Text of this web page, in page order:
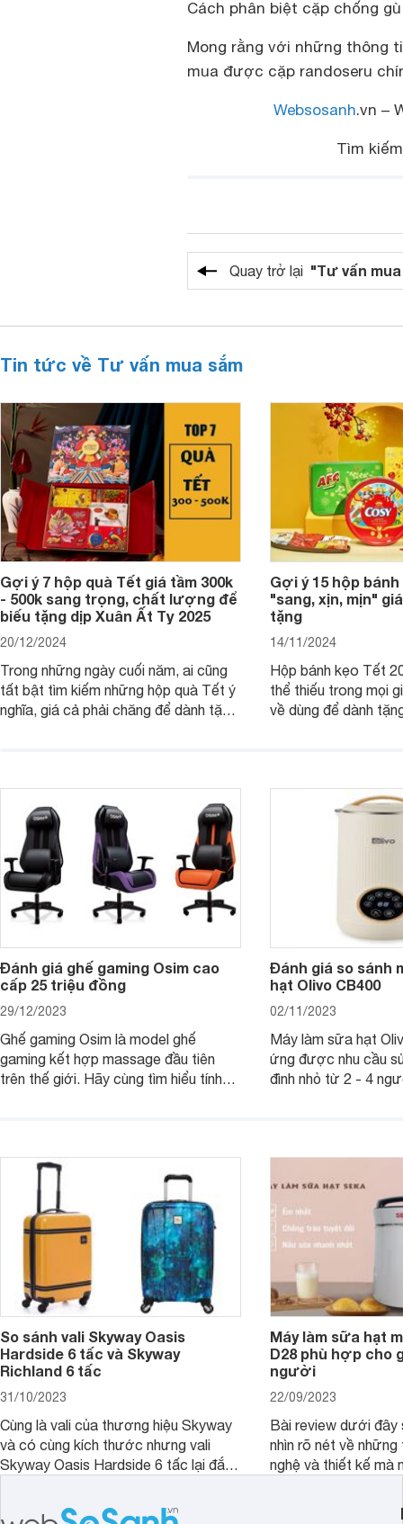
Cách phân biệt cặp chống
Mong rằng với những thông
mua được cặp randoseru
Websosanh.vn –
Tìm
Quay trở lại "Tư vấn
Tin tức về Tư vấn mua sắm
Gợi ý 7 hộp quà Tết giá tầm 300k
- 500k sang trọng, chất lượng để
biếu tặng dịp Xuân Ất Tỵ 2025
20/12/2024
Trong những ngày cuối năm, ai cũng
tất bật tìm kiếm những hộp quà Tết ý
nghĩa, giá cả phải chăng để dành tặng
- 500k đẹp mắt nhé.
Gợi ý 15 hộp
"sang, xịn, mịn"
tặng
14/11/2024
Hộp bánh kẹo Tết
thể thiếu trong mọi
về dùng để dành
2025 mới vừa sang,
mua sắm cuối năm.
Đánh giá ghế gaming Osim cao
cấp 25 triệu đồng
29/12/2023
Ghế gaming Osim là model ghế
gaming kết hợp massage đầu tiên
trên thế giới. Hãy cùng tìm hiểu tính
Đánh giá so sánh
hạt Olivo CB400
02/11/2023
Máy làm sữa hạt
ứng được nhu cầu
đình nhỏ từ 2 - 4
So sánh vali Skyway Oasis
Hardside 6 tấc và Skyway
Richland 6 tấc
31/10/2023
Cùng là vali của thương hiệu Skyway
và có cùng kích thước nhưng vali
Skyway Oasis Hardside 6 tấc lại đắt
triệu đồng.
Máy làm sữa hạt
D28 phù hợp cho
người
22/09/2023
Bài review dưới đây
nhìn rõ nét về những
nghệ và thiết kế mà
thể đưa ra quyết